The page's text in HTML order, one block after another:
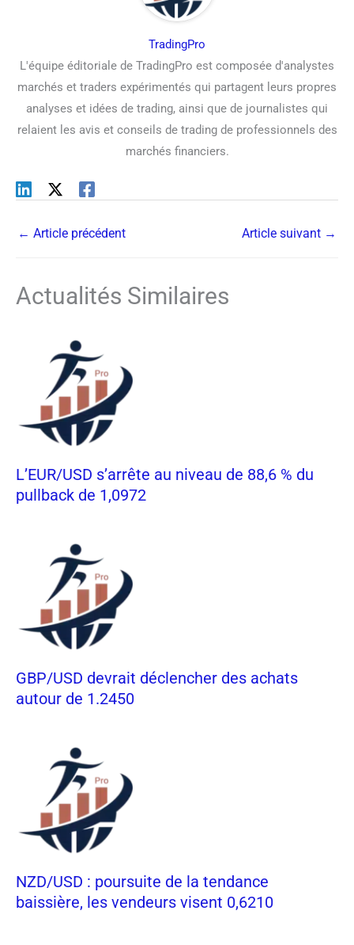
TradingPro
L'équipe éditoriale de TradingPro est composée d'analystes
marchés et traders expérimentés qui partagent leurs propres
analyses et idées de trading, ainsi que de journalistes qui
relaient les avis et conseils de trading de professionnels des
marchés financiers.
← Article précédent Article suivant →
Actualités Similaires
L’EUR/USD s’arrête au niveau de 88,6 % du
pullback de 1,0972
GBP/USD devrait déclencher des achats
autour de 1.2450
NZD/USD : poursuite de la tendance
baissière, les vendeurs visent 0,6210